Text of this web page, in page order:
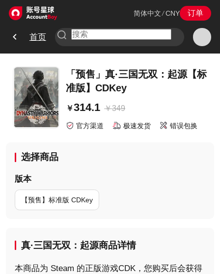
简体中文 /CNY 订单
首页
「预售」真·三国无双：起源【标
准版】CDKey
￥314.1 ￥349
官方渠道 极速发货 错误包换
选择商品
版本
【预售】标准版 CDKey
真·三国无双：起源商品详情
本商品为 Steam 的正版游戏CDK，您购买后会获得